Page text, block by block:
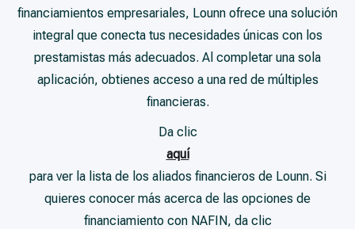
financiamientos empresariales, Lounn ofrece una solución
integral que conecta tus necesidades únicas con los
prestamistas más adecuados. Al completar una sola
aplicación, obtienes acceso a una red de múltiples
financieras.
Da clic
aquí
para ver la lista de los aliados financieros de Lounn. Si
quieres conocer más acerca de las opciones de
financiamiento con NAFIN, da clic